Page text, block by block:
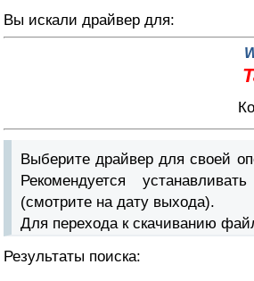
Вы искали драйвер для:
Выберите драйвер для своей
Рекомендуется
(смотрите на дату выхода).
Для перехода к скачиванию
Результаты поиска: